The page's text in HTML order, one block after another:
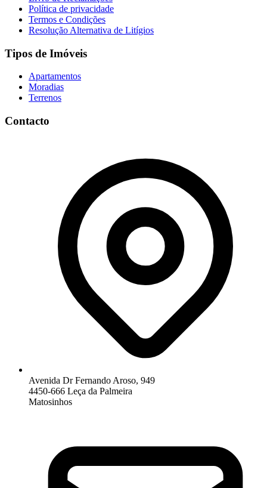
Política de privacidade
Termos e Condições
Resolução Alternativa de Litígios
Tipos de Imóveis
Apartamentos
Moradias
Terrenos
Contacto
Avenida Dr Fernando Aroso, 949
4450-666 Leça da Palmeira
Matosinhos